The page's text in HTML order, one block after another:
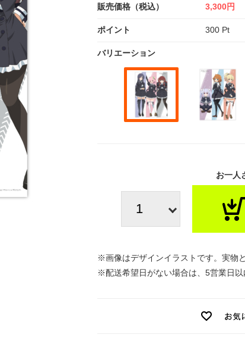
販売価格（税込） 3,300円
ポイント 300 Pt
バリエーション
お一人
※画像はデザインイラストです。実物
※配送希望日がない場合は、5営業日以